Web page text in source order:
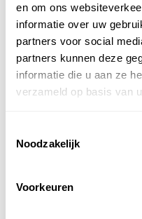
en om ons
informatie over uw
partners voor social
partners kunnen deze
informatie die u aan ze
verzameld op basis van
Noodzakelijk
Voorkeuren